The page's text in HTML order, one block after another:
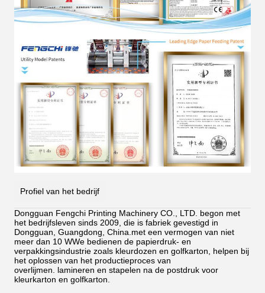
Profiel van het bedrijf
Dongguan Fengchi Printing Machinery CO., LTD. begon met
het bedrijfsleven sinds 2009, die is fabriek gevestigd in
Dongguan, Guangdong, China.met een vermogen van niet
meer dan 10 WWe bedienen de papierdruk- en
verpakkingsindustrie zoals kleurdozen en golfkarton, helpen bij
het oplossen van het productieproces van
overlijmen.
lamineren en stapelen na de postdruk voor
kleurkarton en golfkarton.